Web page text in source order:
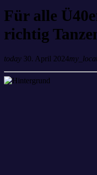
Für alle
richtig
today 30. April 2024